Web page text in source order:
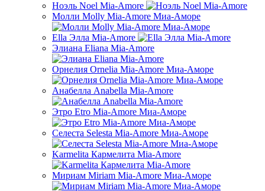
Ноэль Noel Mia-Amore
Молли Molly Mia-Amore Миа-Аморе
Ella Элла Mia-Amore
Элиана Eliana Mia-Amore
Орнелия Ornelia Mia-Amore Миа-Аморе
Анабелла Anabella Mia-Amore
Этро Etro Mia-Amore Миа-Аморе
Селеста Selesta Mia-Amore Миа-Аморе
Karmelita Кармелита Mia-Amore
Мириам Miriam Mia-Amore Миа-Аморе